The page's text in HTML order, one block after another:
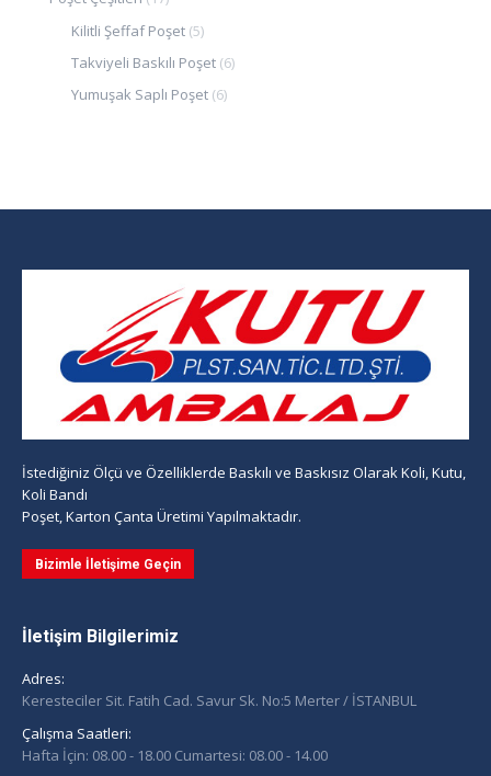
Kilitli Şeffaf Poşet (5)
Takviyeli Baskılı Poşet (6)
Yumuşak Saplı Poşet (6)
İstediğiniz Ölçü ve Özelliklerde Baskılı ve Baskısız Olarak Koli, Kutu,
Koli Bandı
Poşet, Karton Çanta Üretimi Yapılmaktadır.
Bizimle İletişime Geçin
İletişim Bilgilerimiz
Adres:
Keresteciler Sit. Fatih Cad. Savur Sk. No:5 Merter / İSTANBUL
Çalışma Saatleri:
Hafta İçin: 08.00 - 18.00 Cumartesi: 08.00 - 14.00